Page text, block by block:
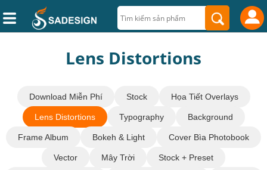
Lens Distortions
Download Miễn Phí Stock Họa Tiết Overlays
Lens Distortions Typography Background
Frame Album Bokeh & Light Cover Bìa Photobook
Vector Mây Trời Stock + Preset